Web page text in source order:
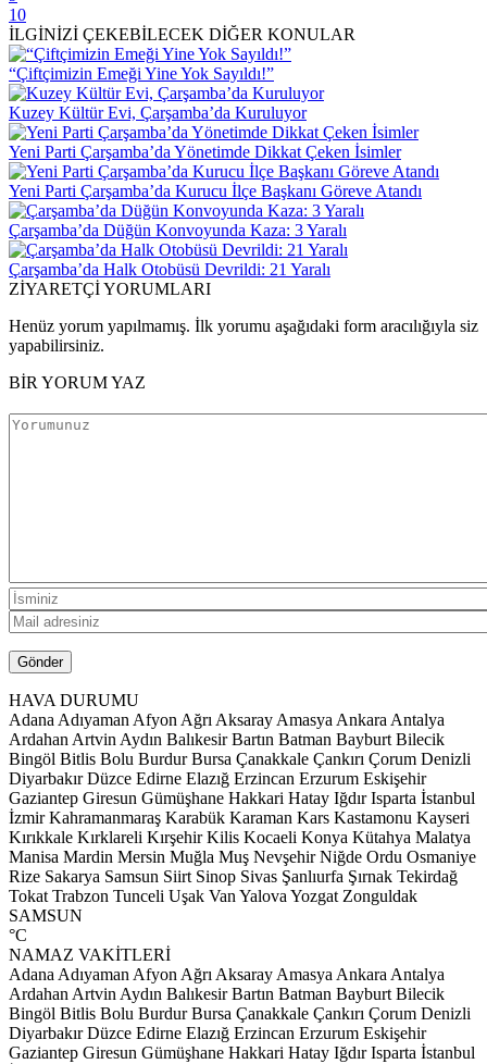
10
İLGİNİZİ ÇEKEBİLECEK DİĞER KONULAR
“Çiftçimizin Emeği Yine Yok Sayıldı!”
Kuzey Kültür Evi, Çarşamba’da Kuruluyor
Yeni Parti Çarşamba’da Yönetimde Dikkat Çeken İsimler
Yeni Parti Çarşamba’da Kurucu İlçe Başkanı Göreve Atandı
Çarşamba’da Düğün Konvoyunda Kaza: 3 Yaralı
Çarşamba’da Halk Otobüsü Devrildi: 21 Yaralı
ZİYARETÇİ YORUMLARI
Henüz yorum yapılmamış. İlk yorumu aşağıdaki form aracılığıyla siz
yapabilirsiniz.
BİR YORUM YAZ
HAVA DURUMU
Adana Adıyaman Afyon Ağrı Aksaray Amasya Ankara Antalya
Ardahan Artvin Aydın Balıkesir Bartın Batman Bayburt Bilecik
Bingöl Bitlis Bolu Burdur Bursa Çanakkale Çankırı Çorum Denizli
Diyarbakır Düzce Edirne Elazığ Erzincan Erzurum Eskişehir
Gaziantep Giresun Gümüşhane Hakkari Hatay Iğdır Isparta İstanbul
İzmir Kahramanmaraş Karabük Karaman Kars Kastamonu Kayseri
Kırıkkale Kırklareli Kırşehir Kilis Kocaeli Konya Kütahya Malatya
Manisa Mardin Mersin Muğla Muş Nevşehir Niğde Ordu Osmaniye
Rize Sakarya Samsun Siirt Sinop Sivas Şanlıurfa Şırnak Tekirdağ
Tokat Trabzon Tunceli Uşak Van Yalova Yozgat Zonguldak
SAMSUN
°C
NAMAZ VAKİTLERİ
Adana Adıyaman Afyon Ağrı Aksaray Amasya Ankara Antalya
Ardahan Artvin Aydın Balıkesir Bartın Batman Bayburt Bilecik
Bingöl Bitlis Bolu Burdur Bursa Çanakkale Çankırı Çorum Denizli
Diyarbakır Düzce Edirne Elazığ Erzincan Erzurum Eskişehir
Gaziantep Giresun Gümüşhane Hakkari Hatay Iğdır Isparta İstanbul